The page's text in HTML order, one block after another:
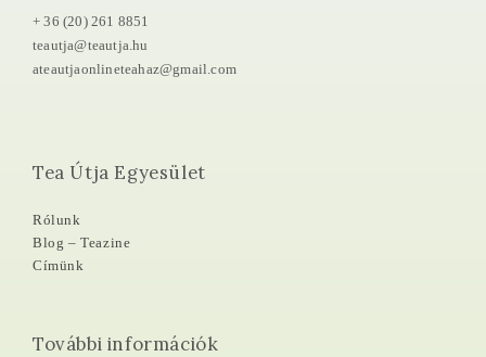
+ 36 (20) 261 8851
teautja@teautja.hu
ateautjaonlineteahaz@gmail.com
Tea Útja Egyesület
Rólunk
Blog – Teazine
Címünk
További információk